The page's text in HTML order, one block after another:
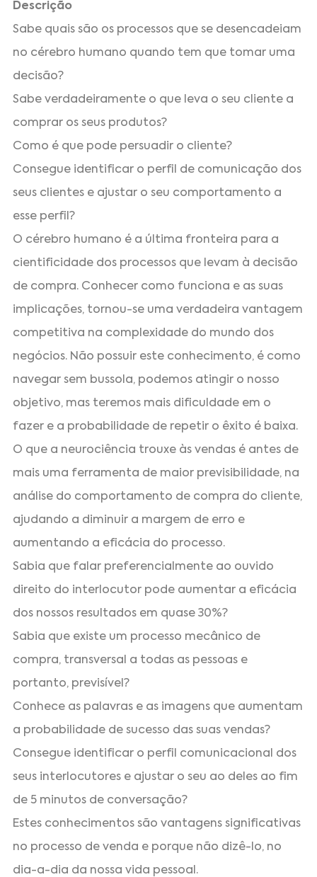
Descrição
Sabe quais são os processos que se desencadeiam
no cérebro humano quando tem que tomar uma
decisão?
Sabe verdadeiramente o que leva o seu cliente a
comprar os seus produtos?
Como é que pode persuadir o cliente?
Consegue identificar o perfil de comunicação dos
seus clientes e ajustar o seu comportamento a
esse perfil?
O cérebro humano é a última fronteira para a
cientificidade dos processos que levam à decisão
de compra. Conhecer como funciona e as suas
implicações, tornou-se uma verdadeira vantagem
competitiva na complexidade do mundo dos
negócios. Não possuir este conhecimento, é como
navegar sem bussola, podemos atingir o nosso
objetivo, mas teremos mais dificuldade em o
fazer e a probabilidade de repetir o êxito é baixa.
O que a neurociência trouxe às vendas é antes de
mais uma ferramenta de maior previsibilidade, na
análise do comportamento de compra do cliente,
ajudando a diminuir a margem de erro e
aumentando a eficácia do processo.
Sabia que falar preferencialmente ao ouvido
direito do interlocutor pode aumentar a eficácia
dos nossos resultados em quase 30%?
Sabia que existe um processo mecânico de
compra, transversal a todas as pessoas e
portanto, previsível?
Conhece as palavras e as imagens que aumentam
a probabilidade de sucesso das suas vendas?
Consegue identificar o perfil comunicacional dos
seus interlocutores e ajustar o seu ao deles ao fim
de 5 minutos de conversação?
Estes conhecimentos são vantagens significativas
no processo de venda e porque não dizê-lo, no
dia-a-dia da nossa vida pessoal.